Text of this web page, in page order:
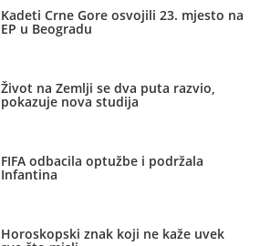
Kadeti Crne Gore osvojili 23. mjesto na
EP u Beogradu
Život na Zemlji se dva puta razvio,
pokazuje nova studija
FIFA odbacila optužbe i podržala
Infantina
Horoskopski znak koji ne kaže uvek